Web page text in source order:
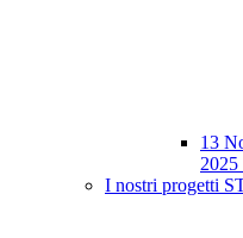
13
I nostri progetti